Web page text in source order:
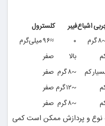
اشباعفیبر
کلسترول
۰
≈۹۶ میلی‌گرم
بالا
صفر
کم ~۸ گرم
صفر
~۱۲ گرم
صفر
~۸ گرم صفر
نوع و پردازش ممکن است کمی